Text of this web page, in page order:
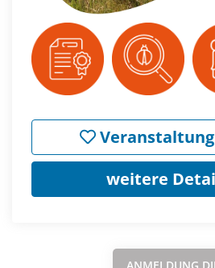
weitere
ANMELDUNG